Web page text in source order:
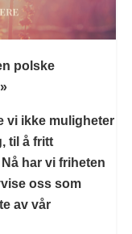
polske
vi ikke muligheter
til å fritt
har vi friheten
oss som
av vår